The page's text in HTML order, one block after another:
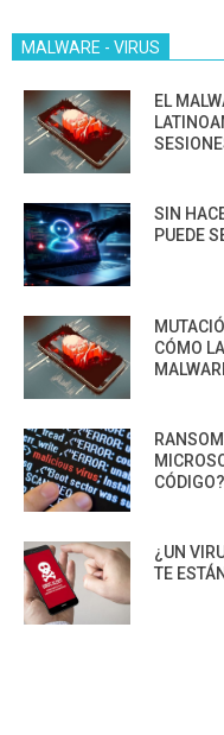
MALWARE - VIRUS
EL
SIN
PUEDE
CÓMO
CÓDIGO?
¿UN
TE